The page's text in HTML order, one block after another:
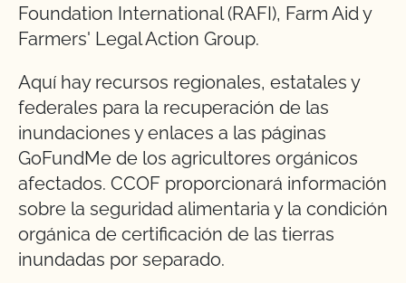
Foundation International (RAFI), Farm Aid y
Farmers' Legal Action Group.
Aquí hay recursos regionales, estatales y
federales para la recuperación de las
inundaciones y enlaces a las páginas
GoFundMe de los agricultores orgánicos
afectados. CCOF proporcionará información
sobre la seguridad alimentaria y la condición
orgánica de certificación de las tierras
inundadas por separado.